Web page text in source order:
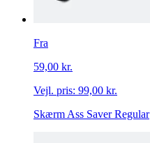
Fra
59,00 kr.
Vejl. pris: 99,00 kr.
Skærm Ass Saver Regular